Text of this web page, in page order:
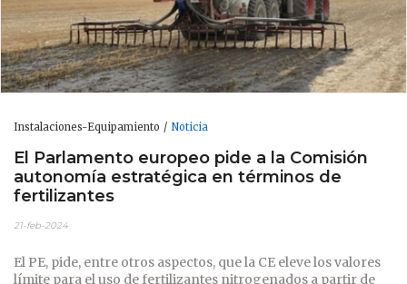
Instalaciones-Equipamiento Noticia
El Parlamento europeo pide a la Comisión
autonomía estratégica en términos de
fertilizantes
21-feb-2024
El PE, pide, entre otros aspectos, que la CE eleve los valores
límite para el uso de fertilizantes nitrogenados a partir de